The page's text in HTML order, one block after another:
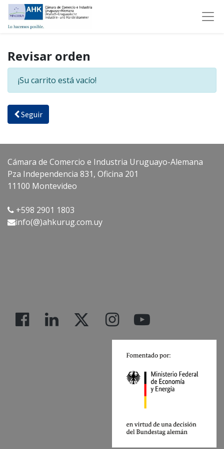
Revisar orden
¡Su carrito está vacío!
Seguir
Cámara de Comercio e Industria Uruguayo-Alemana
Pza Independencia 831, Oficina 201
11100 Montevideo
+598 2901 1803
info(@)ahkurug.com.uy